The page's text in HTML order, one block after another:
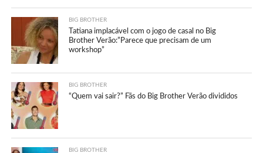
BIG BROTHER
Tatiana implacável com o jogo de casal no Big
Brother Verão:”Parece que precisam de um
workshop”
BIG BROTHER
“Quem vai sair?” Fãs do Big Brother Verão divididos
BIG BROTHER